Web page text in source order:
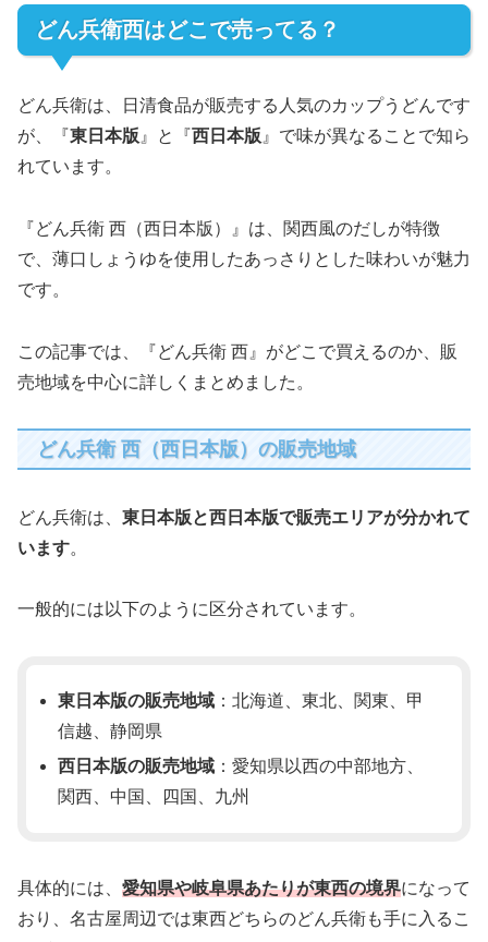
どん兵衛西はどこで売ってる？
どん兵衛は、日清食品が販売する人気のカップうどんです
が、『東日本版 』と『西日本版 』で味が異なることで知ら
れています。
『どん兵衛 西（西日本版）』は、関西風のだしが特徴
で、薄口しょうゆを使用したあっさりとした味わいが魅力
です。
この記事では、『どん兵衛 西』がどこで買えるのか、販
売地域を中心に詳しくまとめました。
どん兵衛 西（西日本版）の販売地域
どん兵衛は、 東日本版と西日本版で販売エリアが分かれて
います。
一般的には以下のように区分されています。
東日本版の販売地域 ：北海道、東北、関東、甲
信越、静岡県
西日本版の販売地域 ：愛知県以西の中部地方、
関西、中国、四国、九州
具体的には、 愛知県や岐阜県あたりが東西の境界になって
おり、名古屋周辺では東西どちらのどん兵衛も手に入るこ